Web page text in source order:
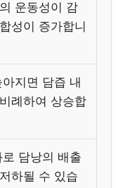
운동성이 감
성이 증가합니
지면 담즙 내
례하여 상승합
담낭의 배출
하될 수 있습